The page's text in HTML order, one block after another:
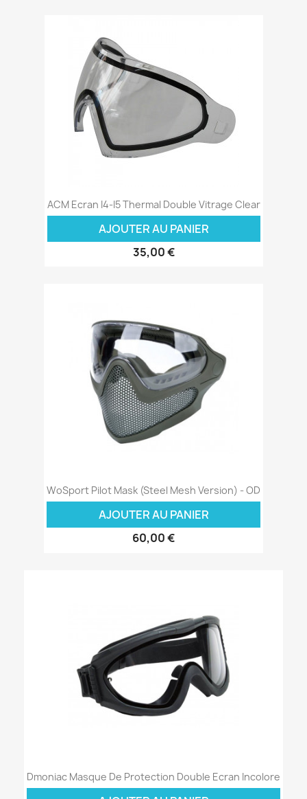
ACM Ecran I4-I5 Thermal Double Vitrage Clear
AJOUTER AU PANIER
35,00 €
WoSport Pilot Mask (Steel Mesh Version) - OD
AJOUTER AU PANIER
60,00 €
Dmoniac Masque De Protection Double Ecran Incolore